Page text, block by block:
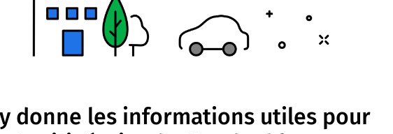
donne les informations utiles pour